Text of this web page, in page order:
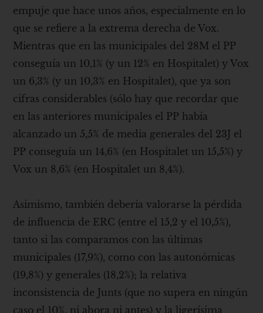
empuje que hace unos años, especialmente en lo
que se refiere a la extrema derecha de Vox.
Mientras que en las municipales del 28M el PP
conseguía un 10,1% (y un 12% en Hospitalet) y Vox
un 6,3% (y un 10,3% en Hospitalet), que ya son
cifras considerables (sólo hay que recordar que
en las anteriores municipales el PP había
alcanzado un 5,5% de media generales del 23J el
PP conseguía un 14,6% (en Hospitalet un 15,5%) y
Vox un 8,6% (en Hospitalet un 8,4%).
Asimismo, también debería valorarse la pérdida
de influencia de ERC (entre el 15,2 y el 10,5%),
tanto si las comparamos con las últimas
municipales (17,9%), como con las autonómicas
(19,8%) y generales (18,2%); la relativa
inconsistencia de Junts (que no supera en ningún
caso el 10%, ni ahora ni antes) y la ligerísima